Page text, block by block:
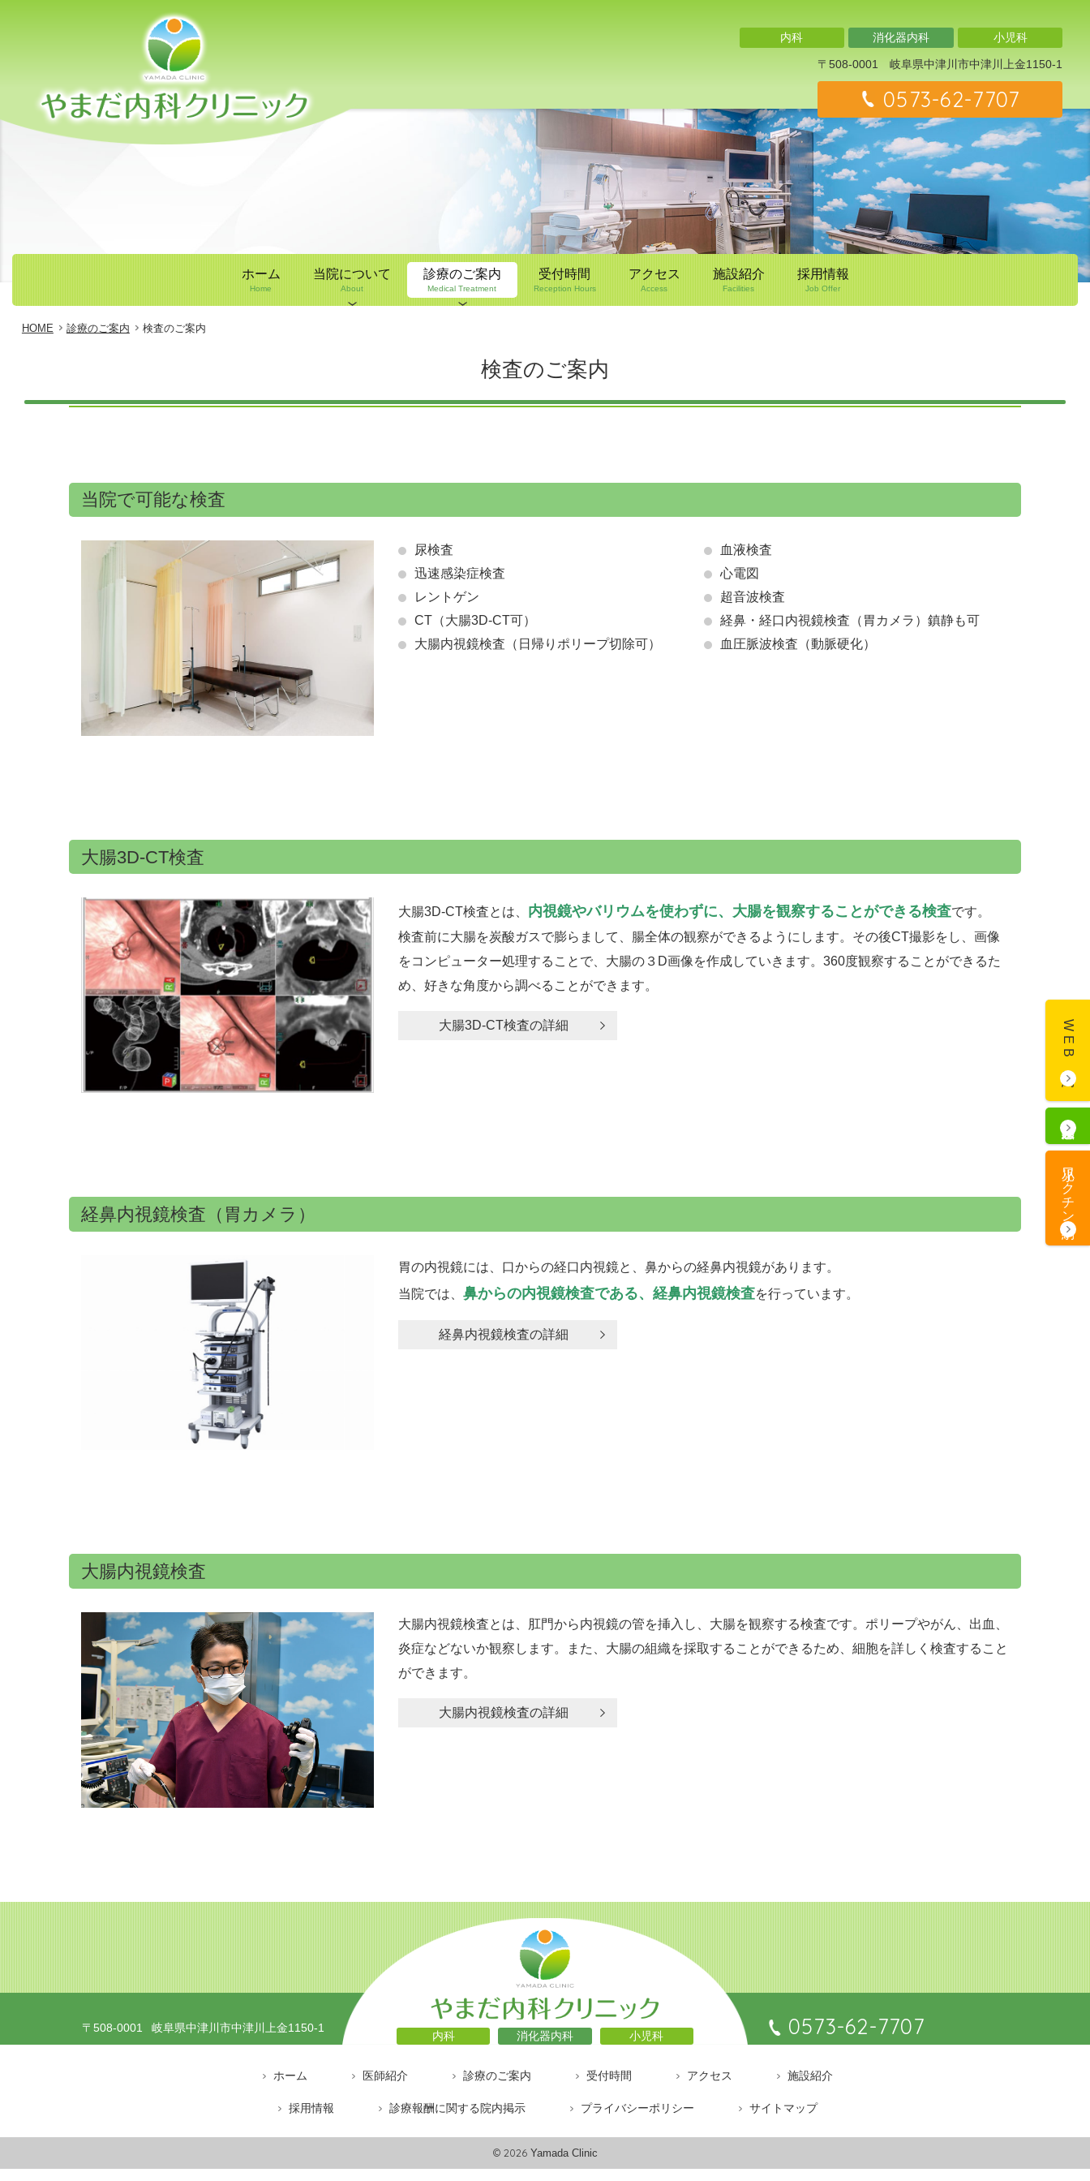
内科 消化器内科 小児科
〒508-0001 岐阜県中津川市中津川上金1150-1
0573-62-7707
ホーム
Home
当院について
About
診療のご案内
Medical Treatment
受付時間
Reception Hours
アクセス
Access
施設紹介
Facilities
採用情報
Job Offer
HOME 診療のご案内 検査のご案内
検査のご案内
当院で可能な検査
尿検査
血液検査
迅速感染症検査
心電図
レントゲン
超音波検査
CT（大腸3D-CT可）
経鼻・経口内視鏡検査（胃カメラ）鎮静も可
大腸内視鏡検査（日帰りポリープ切除可）
血圧脈波検査（動脈硬化）
大腸3D-CT検査
大腸3D-CT検査とは、 内視鏡やバリウムを使わずに、大腸を観察することができる検査です。
検査前に大腸を炭酸ガスで膨らまして、腸全体の観察ができるようにします。その後CT撮影をし、画像
をコンピューター処理することで、大腸の３D画像を作成していきます。360度観察することができるた
め、好きな角度から調べることができます。
大腸3D-CT検査の詳細
経鼻内視鏡検査（胃カメラ）
胃の内視鏡には、口からの経口内視鏡と、鼻からの経鼻内視鏡があります。
当院では、鼻からの内視鏡検査である、経鼻内視鏡検査を行っています。
経鼻内視鏡検査の詳細
大腸内視鏡検査
大腸内視鏡検査とは、肛門から内視鏡の管を挿入し、大腸を観察する検査です。ポリープやがん、出血、
炎症などないか観察します。また、大腸の組織を採取することができるため、細胞を詳しく検査すること
ができます。
大腸内視鏡検査の詳細
内科 消化器内科 小児科
〒508-0001 岐阜県中津川市中津川上金1150-1 0573-62-7707
ホーム 医師紹介 診療のご案内 受付時間 アクセス 施設紹介
採用情報 診療報酬に関する院内掲示 プライバシーポリシー サイトマップ
WEB予約
小児ワクチン
© 2026Yamada Clinic